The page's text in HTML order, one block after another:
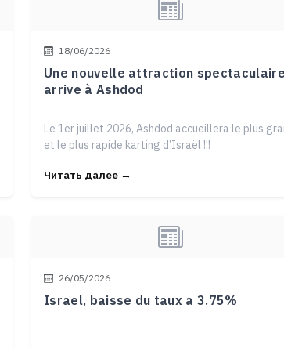
18/06/2026
Une nouvelle attraction spectaculaire
arrive à Ashdod
Le 1er juillet 2026, Ashdod accueillera le plus
et le plus rapide karting d’Israël !!!
Читать далее →
26/05/2026
Israel, baisse du taux a 3.75%